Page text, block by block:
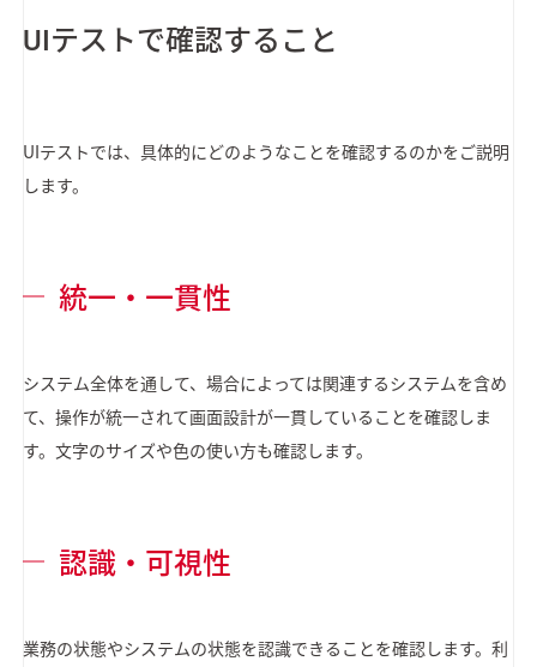
UIテストで確認すること
UIテストでは、具体的にどのようなことを確認するのかをご説明
します。
統一・一貫性
システム全体を通して、場合によっては関連するシステムを含め
て、操作が統一されて画面設計が一貫していることを確認しま
す。文字のサイズや色の使い方も確認します。
認識・可視性
業務の状態やシステムの状態を認識できることを確認します。利